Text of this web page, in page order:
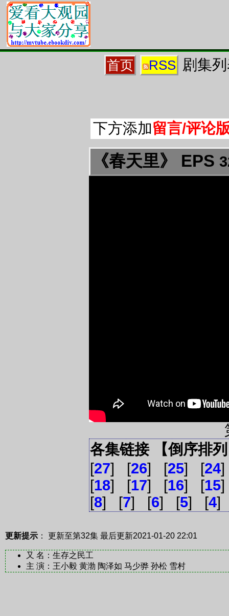
首页 RSS 剧集
下方添加留言/评论
《春天里》 EPS
各集链接 【倒序排
[27] [26] [25] [24
[18] [17] [16] [15
[8] [7] [6] [5] [4]
更新提示 ： 更新至第32集 最后更新2021-01-20 22:01
又 名：生存之民工
主 演：王小毅 黄渤 陶泽如 马少骅 孙松 雪村